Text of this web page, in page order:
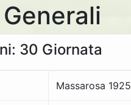
30 Giornata
Massarosa 1925